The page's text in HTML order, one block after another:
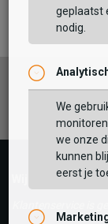
Zoek op
voorraad in
Vaak samen
Wij helpen je
geplaatst
nodig.
We
we onze
kunnen
eerst je